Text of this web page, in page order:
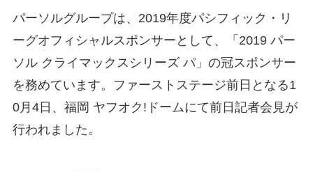
パーソルグループは、2019年度パシフィック・リ
ーグオフィシャルスポンサーとして、「2019 パー
ソル クライマックスシリーズ パ」の冠スポンサー
を務めています。ファーストステージ前日となる1
0月4日、福岡 ヤフオク!ドームにて前日記者会見が
行われました。